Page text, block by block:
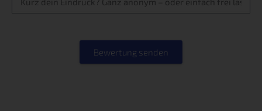
Bewertung senden